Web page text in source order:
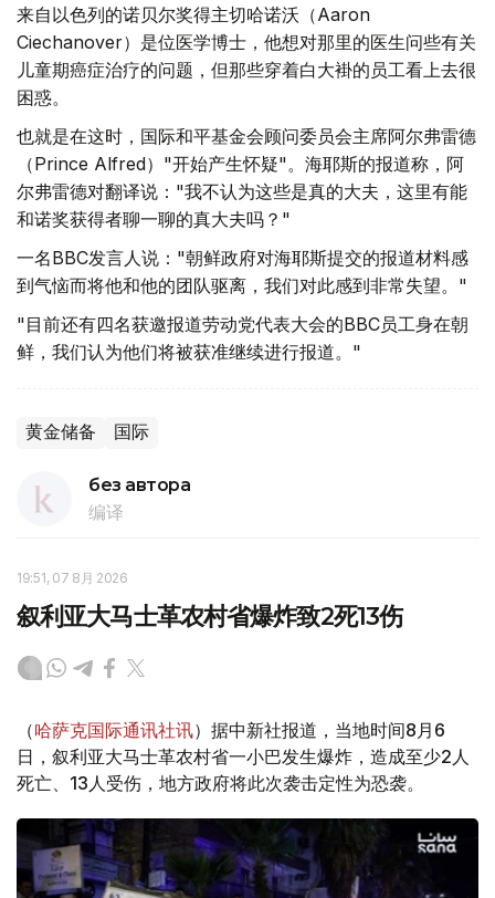
来自以色列的诺贝尔奖得主切哈诺沃（Aaron
Ciechanover）是位医学博士，他想对那里的医生问些有关
儿童期癌症治疗的问题，但那些穿着白大褂的员工看上去很
困惑。
也就是在这时，国际和平基金会顾问委员会主席阿尔弗雷德
（Prince Alfred）"开始产生怀疑"。海耶斯的报道称，阿
尔弗雷德对翻译说："我不认为这些是真的大夫，这里有能
和诺奖获得者聊一聊的真大夫吗？"
一名BBC发言人说："朝鲜政府对海耶斯提交的报道材料感
到气恼而将他和他的团队驱离，我们对此感到非常失望。"
"目前还有四名获邀报道劳动党代表大会的BBC员工身在朝
鲜，我们认为他们将被获准继续进行报道。"
黄金储备 国际
без автора
编译
19:51, 07 8月 2026
叙利亚大马士革农村省爆炸致2死13伤
（哈萨克国际通讯社讯）据中新社报道，当地时间8月6
日，叙利亚大马士革农村省一小巴发生爆炸，造成至少2人
死亡、13人受伤，地方政府将此次袭击定性为恐袭。